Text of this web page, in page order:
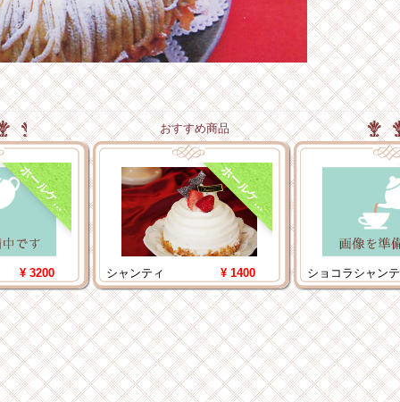
おすすめ商品
ホ
ー
ル
ケ
ー
キ
¥ 3200
ホ
ー
ル
ケ
ー
キ
シャンティ ¥ 1400 ショコラシャン